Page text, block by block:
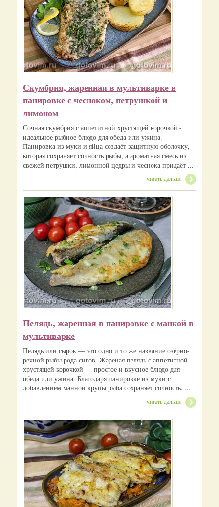
Скумбрия, жаренная в мультиварке в
панировке с чесноком, петрушкой и
лимоном
Сочная скумбрия с аппетитной хрустящей корочкой -
идеальное рыбное блюдо для обеда или ужина.
Панировка из муки и яйца создаёт защитную оболочку,
которая сохраняет сочность рыбы, а ароматная смесь из
свежей петрушки, лимонной цедры и чеснока придаёт ...
читать дальше
Пелядь, жаренная в панировке с манкой в
мультиварке
Пелядь или сырок — это одно и то же название озёрно-
речной рыбы рода сигов. Жареная пелядь с аппетитной
хрустящей корочкой — простое и вкусное блюдо для
обеда или ужина. Благодаря панировке из муки с
добавлением манной крупы рыба сохраняет сочность, ...
читать дальше